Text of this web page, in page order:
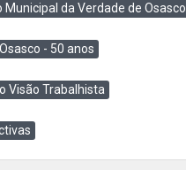
Municipal da Verdade de Osasco
- 50 anos
Visão Trabalhista